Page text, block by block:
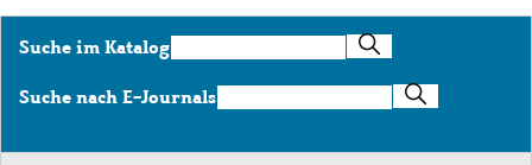
Suche im KatalogSuche
im
Katalog
Suche nach E-JournalsSuche
nach
Journals